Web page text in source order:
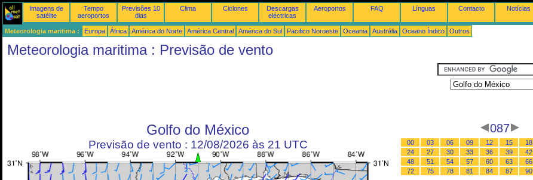
Imagens de
satélite
Tempo
aeroportos
Previsões 10
dias
Clima Ciclones
Descargas
eléctricas
Aeroportos FAQ Línguas Contacto Notícias
Meteorologia maritima : Europa África América do Norte América Central América do Sul Pacifico Noroeste Oceania Austrália Oceano Índico Outros
Meteorologia maritima : Previsão de vento
Golfo do México
Previsão de vento : 12/08/2026 às 21 UTC
087
00 03 06 09 12 15 18
24
27 30 33 36 39 42
48
51 54 57 60 63 66
72
75 78 81 84 87 90